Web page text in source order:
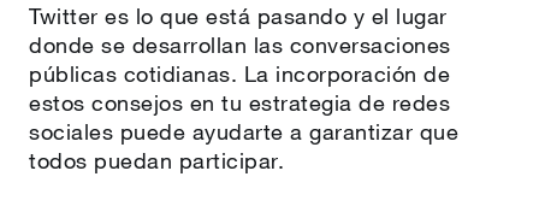
Twitter es lo que está pasando y el lugar
donde se desarrollan las conversaciones
públicas cotidianas. La incorporación de
estos consejos en tu estrategia de redes
sociales puede ayudarte a garantizar que
todos puedan participar.